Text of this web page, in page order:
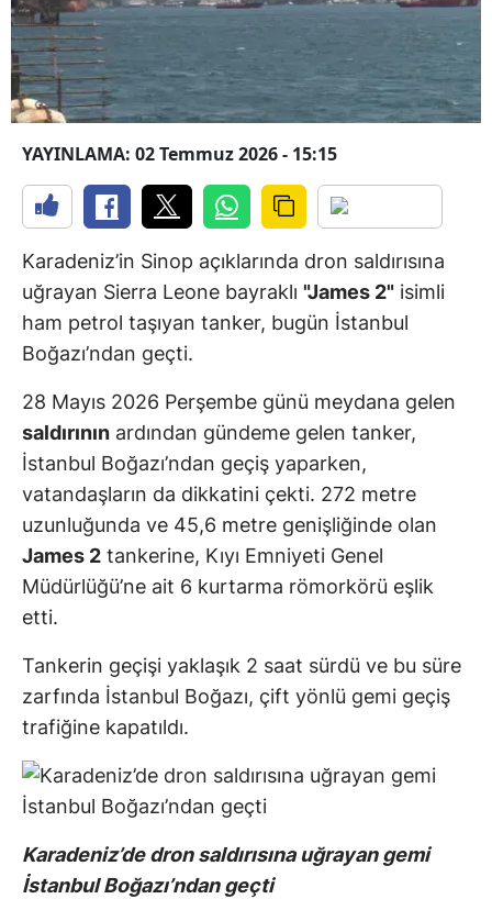
YAYINLAMA: 02 Temmuz 2026 - 15:15
Karadeniz’in Sinop açıklarında dron saldırısına
uğrayan Sierra Leone bayraklı "James 2" isimli
ham petrol taşıyan tanker, bugün İstanbul
Boğazı’ndan geçti.
28 Mayıs 2026 Perşembe günü meydana gelen
saldırının ardından gündeme gelen tanker,
İstanbul Boğazı’ndan geçiş yaparken,
vatandaşların da dikkatini çekti. 272 metre
uzunluğunda ve 45,6 metre genişliğinde olan
James 2 tankerine, Kıyı Emniyeti Genel
Müdürlüğü’ne ait 6 kurtarma römorkörü eşlik
etti.
Tankerin geçişi yaklaşık 2 saat sürdü ve bu süre
zarfında İstanbul Boğazı, çift yönlü gemi geçiş
trafiğine kapatıldı.
Karadeniz’de dron saldırısına uğrayan gemi
İstanbul Boğazı’ndan geçti